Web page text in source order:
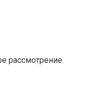
рассмотрение.